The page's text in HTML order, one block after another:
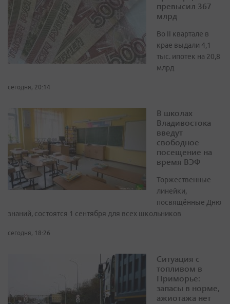
превысил 367
млрд
Во II квартале в
крае выдали 4,1
тыс. ипотек на 20,8
млрд
сегодня, 20:14
В школах
Владивостока
введут
свободное
посещение на
время ВЭФ
Торжественные
линейки,
посвящённые Дню
знаний, состоятся 1 сентября для всех школьников
сегодня, 18:26
Ситуация с
топливом в
Приморье:
запасы в норме,
ажиотажа нет